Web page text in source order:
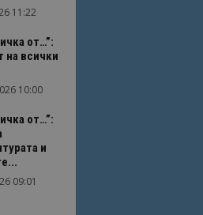
11:22
от…”:
на всички
10:00
от…”:
и
09:01